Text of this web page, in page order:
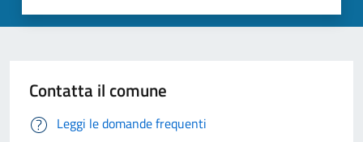
Contatta il comune
Leggi le domande frequenti